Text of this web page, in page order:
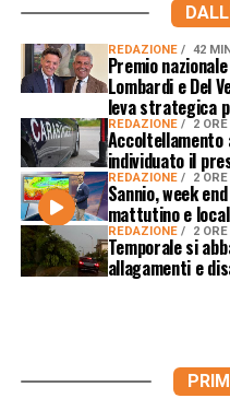
REDAZIONE 42
Premio
Lombardi e Del
leva strategica
REDAZIONE 2 ORE
Accoltellamento
individuato il
REDAZIONE 2 ORE
Sannio, week
mattutino e
REDAZIONE 2 ORE
Temporale si
allagamenti e